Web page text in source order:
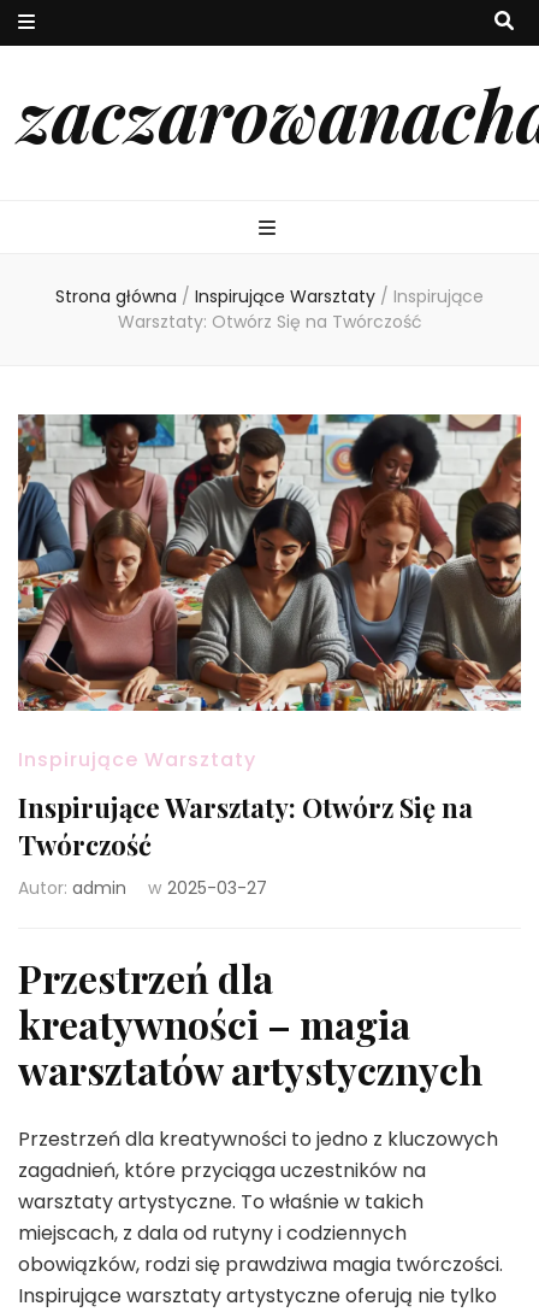
Strona główna / Inspirujące Warsztaty / Inspirujące
Warsztaty: Otwórz Się na Twórczość
Inspirujące Warsztaty
Inspirujące Warsztaty: Otwórz Się na
Twórczość
Autor: admin w 2025-03-27
Przestrzeń dla
kreatywności – magia
warsztatów artystycznych
Przestrzeń dla kreatywności to jedno z kluczowych
zagadnień, które przyciąga uczestników na
warsztaty artystyczne. To właśnie w takich
miejscach, z dala od rutyny i codziennych
obowiązków, rodzi się prawdziwa magia twórczości.
Inspirujące warsztaty artystyczne oferują nie tylko